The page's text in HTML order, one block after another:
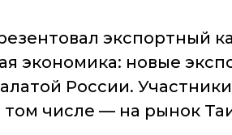
экспортный
экономика: новые
России.
числе — на рынок